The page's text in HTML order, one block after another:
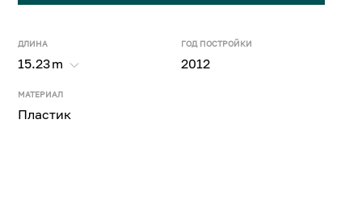
ДЛИНА
15.23m
ГОД ПОСТРОЙКИ
2012
МАТЕРИАЛ
Пластик